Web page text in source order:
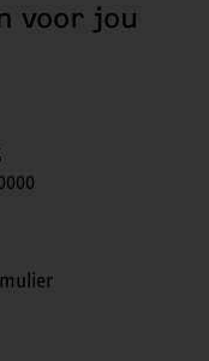
voor jou